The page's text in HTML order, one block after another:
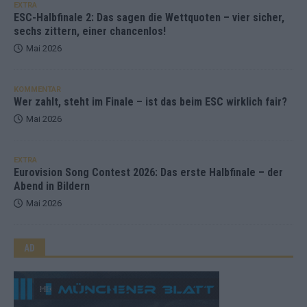
EXTRA
ESC-Halbfinale 2: Das sagen die Wettquoten – vier sicher,
sechs zittern, einer chancenlos!
Mai 2026
KOMMENTAR
Wer zahlt, steht im Finale – ist das beim ESC wirklich fair?
Mai 2026
EXTRA
Eurovision Song Contest 2026: Das erste Halbfinale – der
Abend in Bildern
Mai 2026
AD